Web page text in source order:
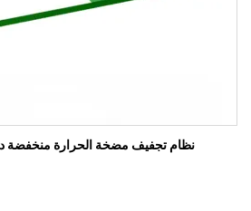
نظام تجفيف مضخة الحرارة منخفضة